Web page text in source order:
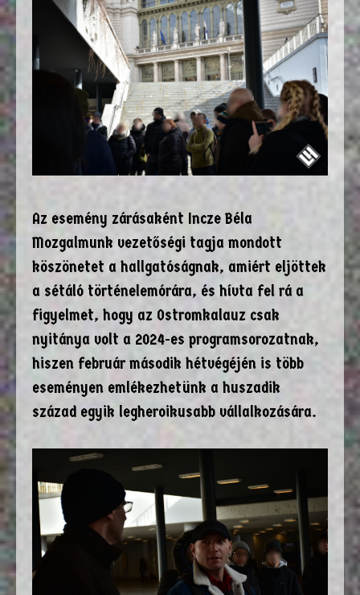
Az esemény zárásaként Incze Béla
Mozgalmunk vezetőségi tagja mondott
köszönetet a hallgatóságnak, amiért eljöttek
a sétáló történelemórára, és hívta fel rá a
figyelmet, hogy az Ostromkalauz csak
nyitánya volt a 2024-es programsorozatnak,
hiszen február második hétvégéjén is több
eseményen emlékezhetünk a huszadik
század egyik legheroikusabb vállalkozására.